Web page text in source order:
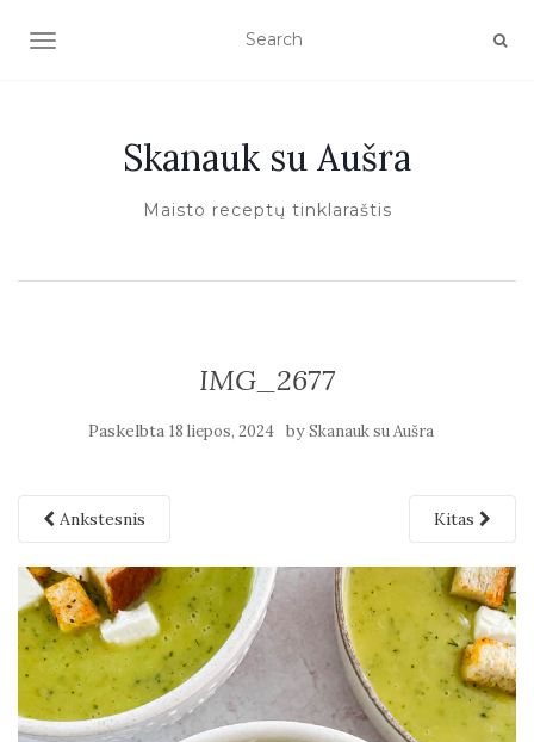
TOGGLE NAVIGATION
Skanauk su Aušra
Maisto receptų tinklaraštis
IMG_2677
Paskelbta 18 liepos, 2024 bySkanauk su Aušra
Ankstesnis Kitas